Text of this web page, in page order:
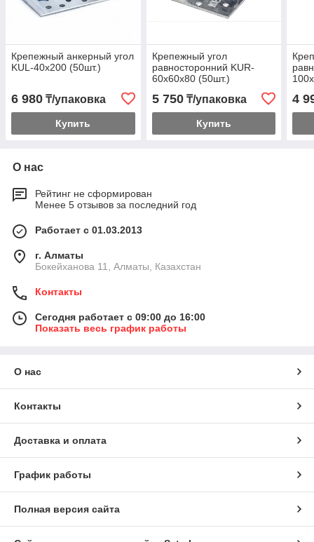
Крепежный анкерный угол
KUL-40х200 (50шт.)
6 980 ₸/упаковка
Купить
Крепежный угол
равносторонний KUR-
60х60х80 (50шт.)
5 750₸/упаковка
Купить
4
О нас
Рейтинг не сформирован
Менее 5 отзывов за последний год
Работает с 01.03.2013
г. Алматы
Бокейханова 11, Алматы, Казахстан
Контакты
Сегодня работает с 09:00 до 16:00
Показать весь график работы
О нас
Контакты
Доставка и оплата
График работы
Полная версия сайта